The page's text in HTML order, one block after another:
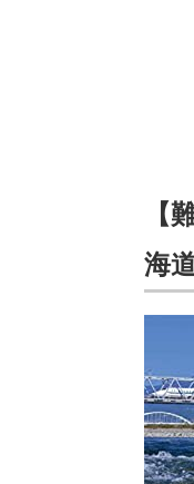
【
海